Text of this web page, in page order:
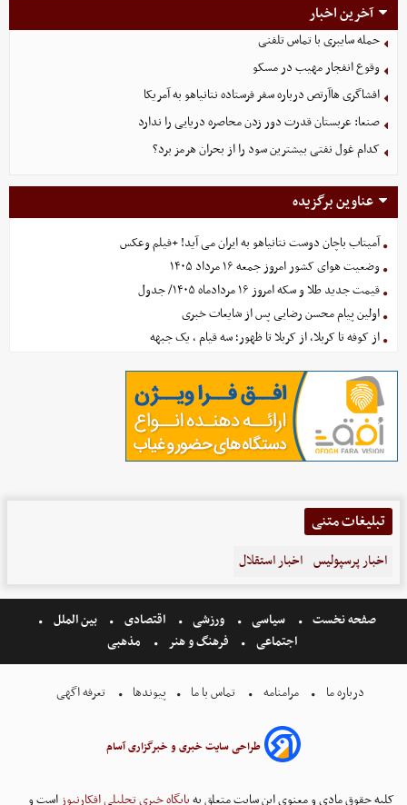
آخرین اخبار
حمله سایبری با تماس تلفنی
وقوع انفجار مهیب در مسکو
افشاگری هاآرتص درباره سفر فرستاده نتانیاهو به آمریکا
صنعا: عربستان قدرت دور زدن محاصره دریایی را ندارد
کدام غول نفتی بیشترین سود را از بحران هرمز برد؟
عناوین برگزیده
آمیتاب باچان دوست نتانیاهو به ایران می آید! +فیلم وعکس
وضعیت هوای کشور امروز جمعه ۱۶ مرداد ۱۴۰۵
قیمت جدید طلا و سکه امروز ۱۶ مردادماه ۱۴۰۵/ جدول
اولین پیام محسن رضایی پس از شایعات خبری
از کوفه تا کربلا، از کربلا تا ظهور؛ سه قیام ، یک جبهه
تبلیغات متنی
اخبار پرسپولیس اخبار استقلال
صفحه نخست سیاسی ورزشی اقتصادی
بین الملل
اجتماعی
فرهنگ و هنر مذهبی
درباره ما مرامنامه تماس با ما پیوندها تعرفه اگهی
طراحی سایت خبری و خبرگزاری آسام
کلیه حقوق مادی و معنوی این سایت متعلق بهپایگاه خبری تحلیلی افکارنیوز است و